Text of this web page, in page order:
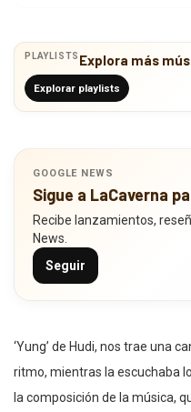
PLAYLISTS Explora más
Explorar playlists
GOOGLE NEWS
Sigue a LaCaverna
Recibe lanzamientos,
News.
Seguir
‘Yung’ de Hudi, nos trae una
ritmo, mientras la escuchaba
la composición de la música,